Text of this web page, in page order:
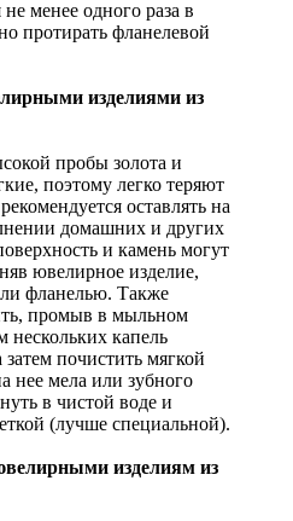
менее одного раза в
протирать фланелевой
изделиями из
пробы золота и
поэтому легко теряют
оставлять на
домашних и других
и камень могут
ювелирное изделие,
фланелью. Также
промыв в мыльном
нескольких капель
почистить мягкой
нее мела или зубного
в чистой воде и
(лучше специальной).
изделиям из